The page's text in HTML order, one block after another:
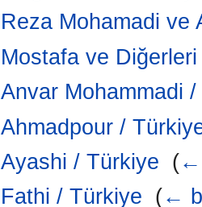
Reza Mohamadi ve
Mostafa ve
Anvar Mohammadi
Ahmadpour /
Ayashi / Türkiye (←
Fathi / Türkiye (←